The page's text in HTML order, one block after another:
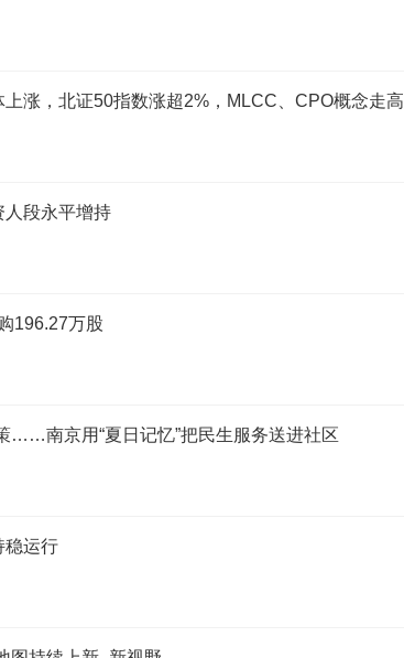
上涨，北证50指数涨超2%，MLCC、CPO概念走高
人段永平增持
196.27万股
……南京用“夏日记忆”把民生服务送进社区
稳运行